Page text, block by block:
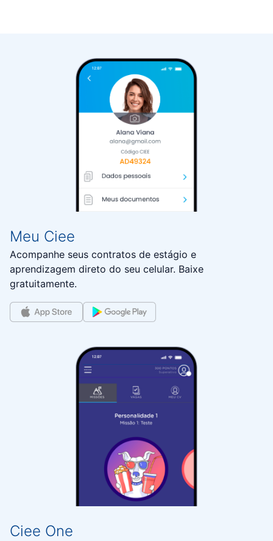
Meu Ciee
Acompanhe seus contratos de estágio e
aprendizagem direto do seu celular. Baixe
gratuitamente.
Ciee One​